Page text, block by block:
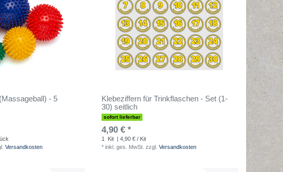
- 5
Versandkosten
Klebeziffern für Trinkflaschen - Set (1-
30) seitlich
sofort lieferbar
4,90 € *
1 Kit
| 4,90 € / Kit
* inkl. ges. MwSt. zzgl. Versandkosten